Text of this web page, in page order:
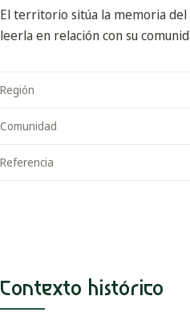
El territorio sitúa la memoria
leerla en relación con su
Región
Comunidad
Referencia
Contexto histórico